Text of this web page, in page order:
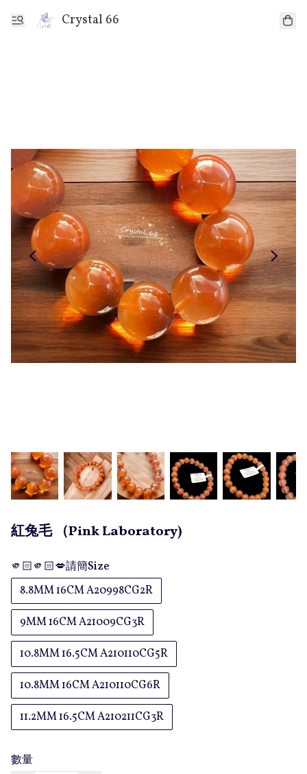
Crystal 66
紅兔毛 （Pink Laboratory)
🫵🏻🫵🏻💋請簡Size
8.8MM 16CM A20998CG2R
9MM 16CM A21009CG3R
10.8MM 16.5CM A210110CG5R
10.8MM 16CM A210110CG6R
11.2MM 16.5CM A210211CG3R
數量